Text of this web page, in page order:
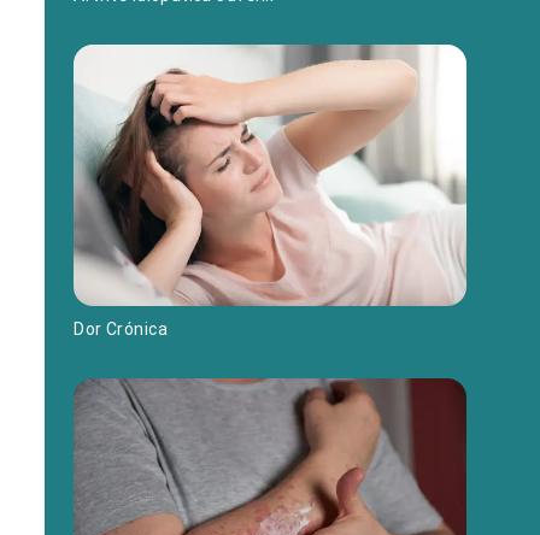
Dor Crónica